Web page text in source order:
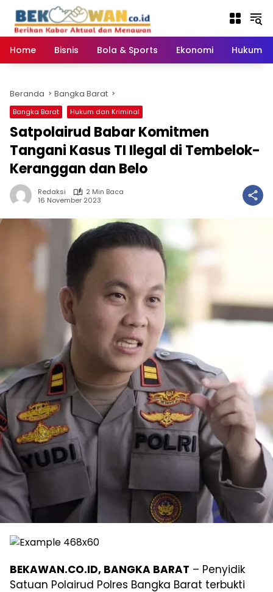
konten
Home
Bisnis Bola & Sports Ekonomi Hukum
Beranda Bangka Barat
Bangka Barat Hukum dan Kriminal
Satpolairud Babar Komitmen
Tangani Kasus TI Ilegal di Tembelok-
Keranggan dan Belo
Redaksi
2 Min Baca
16 November 2023
BEKAWAN.CO.ID, BANGKA BARAT – Penyidik
Satuan Polairud Polres Bangka Barat terbukti